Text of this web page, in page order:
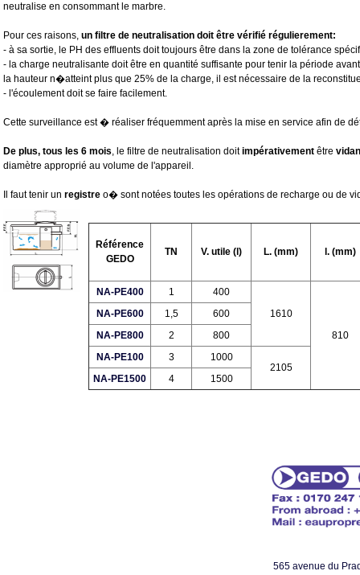
neutralise en consommant le marbre.
Pour ces raisons, un filtre de neutralisation doit être vérifié régulierement:
- à sa sortie, le PH des effluents doit toujours être dans la zone de tolérance
- la charge neutralisante doit être en quantité suffisante pour tenir la période
la hauteur n�atteint plus que 25% de la charge, il est nécessaire de la
- l'écoulement doit se faire facilement.
Cette surveillance est � réaliser fréquemment après la mise en service afin de
De plus, tous les 6 mois, le filtre de neutralisation doitimpérativement être
diamètre approprié au volume de l'appareil.
Il faut tenir un registre o� sont notées toutes les opérations de recharge ou de
Référence
GEDO
TN V. utile (l) L. (mm) l. (mm)
NA-PE400 1
400
1610
810
NA-PE600 1,5
600
NA-PE800
2
800
NA-PE100
3
1000
2105
NA-PE1500
4 1500
565 avenue du